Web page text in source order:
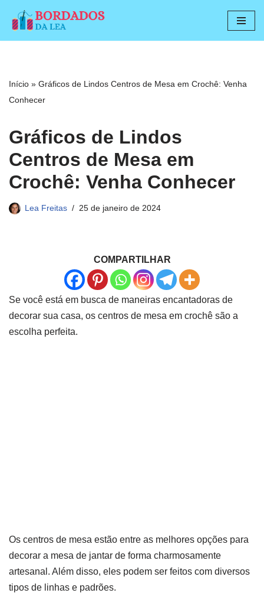
Pular
conteúdo
Início » Gráficos de Lindos Centros de Mesa em Crochê: Venha
Conhecer
Gráficos de Lindos
Centros de Mesa em
Crochê: Venha Conhecer
Lea Freitas 25 de janeiro de 2024
COMPARTILHAR
Se você está em busca de maneiras encantadoras de
decorar sua casa, os centros de mesa em crochê são a
escolha perfeita.
Os centros de mesa estão entre as melhores opções para
decorar a mesa de jantar de forma charmosamente
artesanal. Além disso, eles podem ser feitos com diversos
tipos de linhas e padrões.